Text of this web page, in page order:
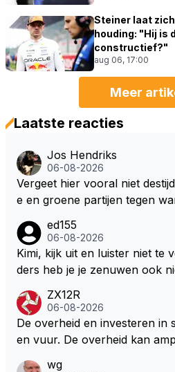
Steiner laat
houding: "Hij is
constructief?"
aug 06, 17:00
Meer
Laatste reacties
Jos Hendriks
06-08-2026
Vergeet hier vooral niet
e en groene partijen tegen
over dan kunnen ze hun
men maar niet wetende was
r is dan een normale auto.
ters zullen steunen laat staan om
cuit Zandvoort te steken
ed155
06-08-2026
Kimi, kijk uit en luister niet te
ders heb je je zenuwen ook
Marquez/Jos ? Veel gezelliger
ZX12R
06-08-2026
De overheid en investeren in
en vuur. De overheid kan
wg